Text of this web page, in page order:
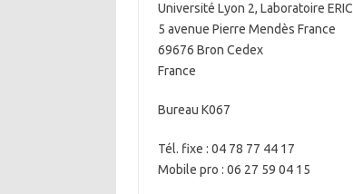
Université Lyon 2, Laboratoire ERIC
5 avenue Pierre Mendès France
69676 Bron Cedex
France
Bureau K067
Tél. fixe : 04 78 77 44 17
Mobile pro : 06 27 59 04 15